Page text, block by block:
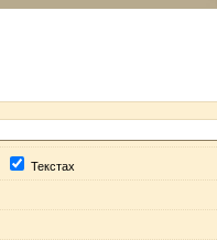
Текстах